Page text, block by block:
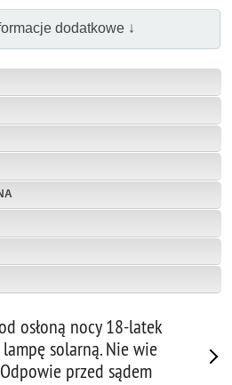
dodatkowe ↓
osłoną nocy 18-latek
lampę solarną. Nie wie
przed sądem